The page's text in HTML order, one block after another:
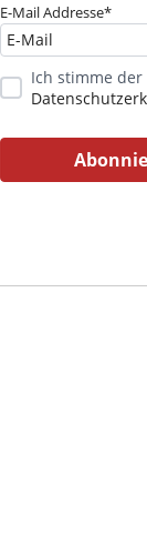
E-Mail Addresse*
Ich stimme der